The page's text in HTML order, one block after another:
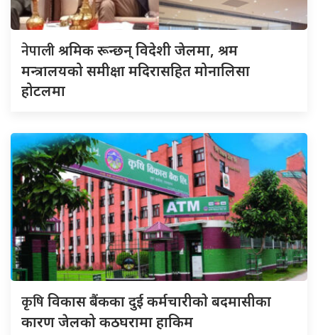
नेपालीश्रमिक रून्छन् विदेशी जेलमा, श्रम
मन्त्रालयको समीक्षा मदिरासहित मोनालिसा
होटलमा
कृषिविकास बैंकका दुई कर्मचारीकाे बदमासीका
कारण जेलको कठघरामा हाकिम